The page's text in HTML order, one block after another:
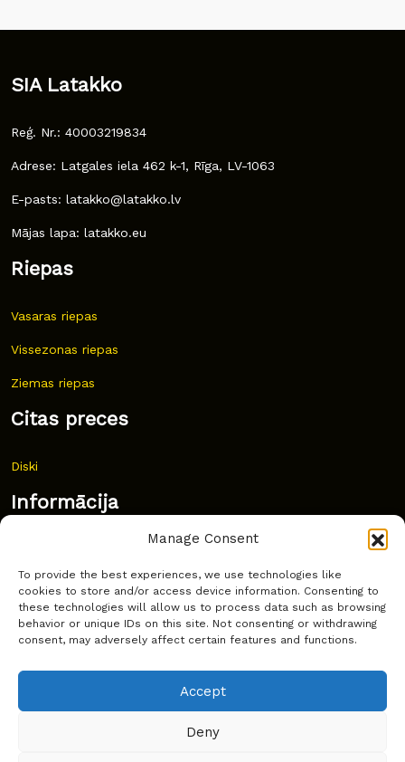
Manage Consent
To provide the best experiences, we use technologies like
cookies to store and/or access device information. Consenting to
these technologies will allow us to process data such as browsing
behavior or unique IDs on this site. Not consenting or withdrawing
consent, may adversely affect certain features and functions.
Accept
Deny
SIA Latakko
Reģ. Nr.: 40003219834
Adrese: Latgales iela 462 k-1, Rīga, LV-1063
E-pasts: latakko@latakko.lv
Mājas lapa: latakko.eu
Riepas
Vasaras riepas
Vissezonas riepas
Ziemas riepas
Citas preces
Diski
Informācija
Bieži uzdoti jautājumi
Kur pirkt?
Sīkdatņu politika